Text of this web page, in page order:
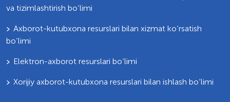
va tizimlashtirish bo‘limi
Axborot-kutubxona resurslari bilan xizmat ko‘rsatish
bo‘limi
Elektron-axborot resurslari bo‘limi
Xorijiy axborot-kutubxona resurslari bilan ishlash bo‘limi